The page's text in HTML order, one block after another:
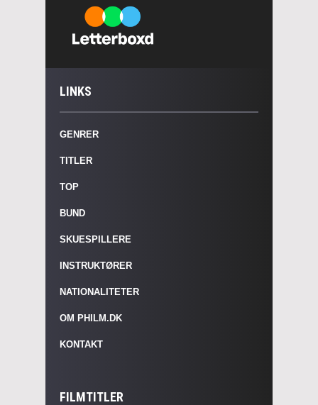
LINKS
GENRER
TITLER
TOP
BUND
SKUESPILLERE
INSTRUKTØRER
NATIONALITETER
OM PHILM.DK
KONTAKT
FILMTITLER